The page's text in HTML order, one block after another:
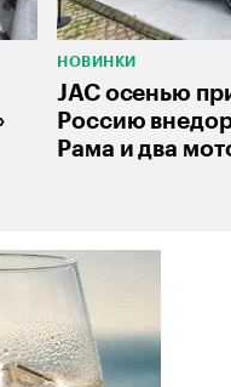
НОВИНКИ
JAC осенью
Россию
Рама и два